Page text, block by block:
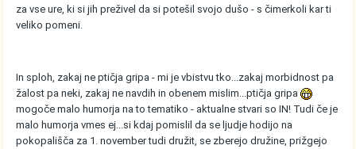
za vse ure, ki si jih preživel da si potešil svojo dušo - s čimerkoli kar ti
veliko pomeni.
In sploh, zakaj ne ptičja gripa - mi je vbistvu tko...zakaj morbidnost pa
žalost pa neki, zakaj ne navdih in obenem mislim...ptičja gripa
mogoče malo humorja na to tematiko - aktualne stvari so IN! Tudi če je
malo humorja vmes ej...si kdaj pomislil da se ljudje hodijo na
pokopališča za 1. november tudi družit, se zberejo družine, prižgejo